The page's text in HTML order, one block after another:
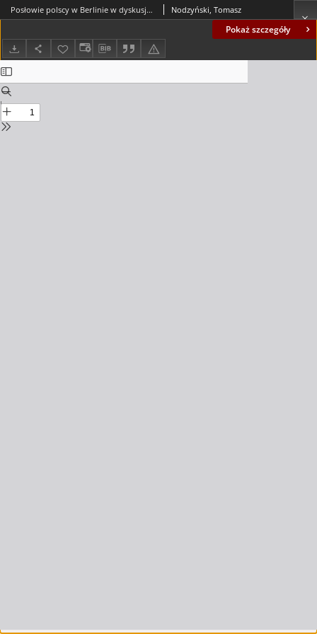
Pokaż szczegóły
Posłowie polscy w Berlinie w dyskusjach wokół Aktu 5 Listopada 1916 roku w organach ustawodawczych Prus i Rzesz y Niemieckiej = Polish MPs in Berlin discussing the Act of 5 November 1916 in the legislative Dobies of Prussia and the German Empire Nodzyński, Tomasz